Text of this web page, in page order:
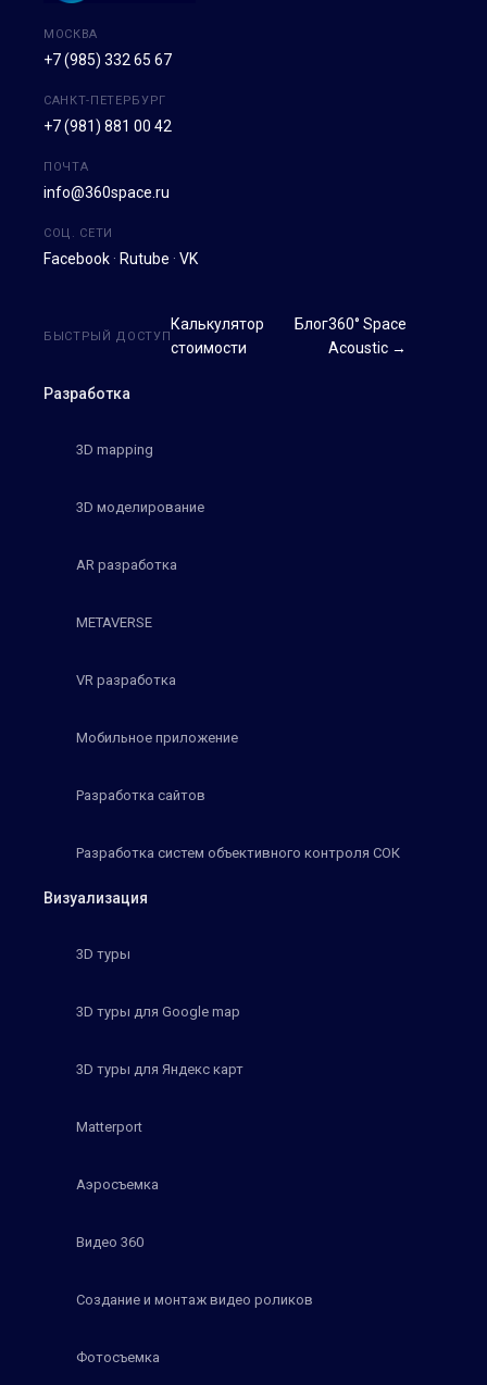
МОСКВА
+7 (985) 332 65 67
САНКТ-ПЕТЕРБУРГ
+7 (981) 881 00 42
ПОЧТА
info@360space.ru
СОЦ. СЕТИ
Facebook · Rutube · VK
Разработка
3D mapping
3D моделирование
AR разработка
METAVERSE
VR разработка
Мобильное приложение
Разработка сайтов
Разработка систем объективного контроля СОК
Визуализация
3D туры
3D туры для Google map
3D туры для Яндекс карт
Matterport
Аэросъемка
Видео 360
Создание и монтаж видео роликов
Фотосъемка
БЫСТРЫЙ ДОСТУП
Калькулятор
стоимости
Блог360° Space
Acoustic →